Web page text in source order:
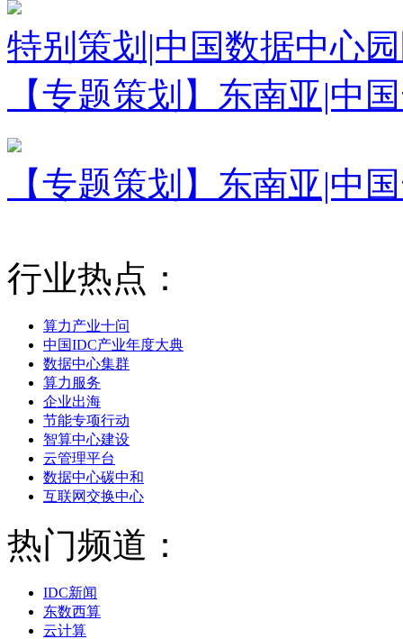
特别策划|中国数据中心
【专题策划】东南亚|中
【专题策划】东南亚|中
行业热点：
算力产业十问
中国IDC产业年度大典
数据中心集群
算力服务
企业出海
节能专项行动
智算中心建设
云管理平台
数据中心碳中和
互联网交换中心
热门频道：
IDC新闻
东数西算
云计算